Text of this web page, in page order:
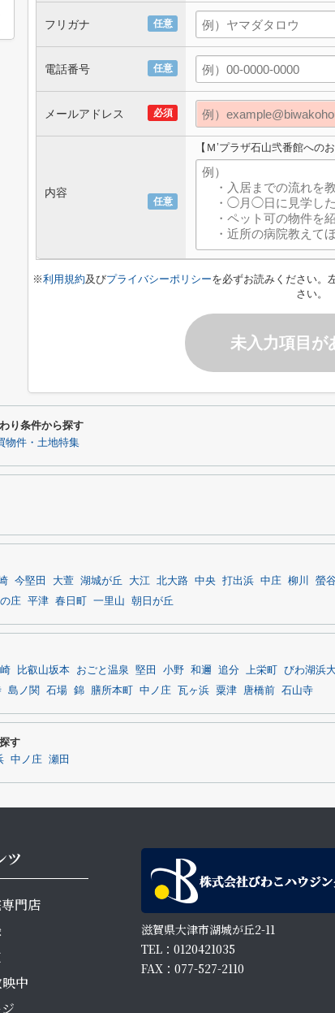
任意
フリガナ
任意
電話番号
必須
メールアドレス
任意
内容
【Ｍ’プラザ石山弐番館への
※利用規約及びプライバシーポリシーを必ずお読みください。
さい。
未入力項目が
り条件から探す
物件・土地特集
今堅田 大萱 湖城が丘 大江 北大路 中央 打出浜 中庄 柳川 螢
庄 平津 春日町 一里山 朝日が丘
比叡山坂本 おごと温泉 堅田 小野 和邇 追分 上栄町 びわ湖浜
島ノ関 石場 錦 膳所本町 中ノ庄 瓦ヶ浜 粟津 唐橋前 石山寺
す
中ノ庄 瀬田
ツ
門店
中
滋賀県大津市湖城が丘2-11
TEL：0120421035
FAX：077-527-2110